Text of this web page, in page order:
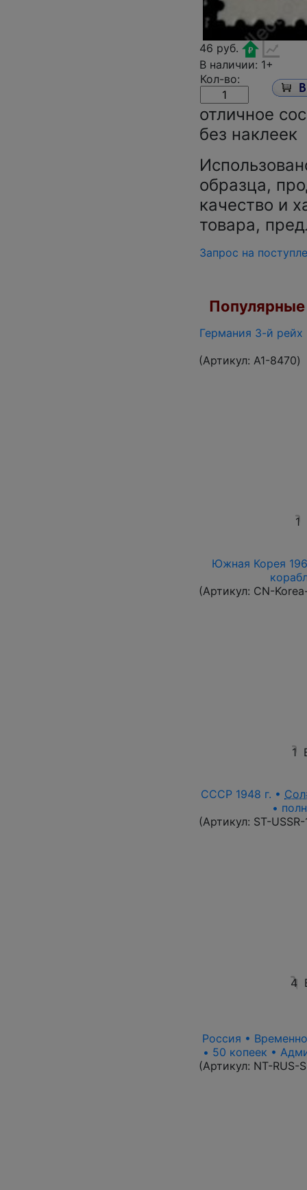
46 руб.
В наличии: 1+
Кол-во:
отличное
без наклеек
образца,
качество и
товара,
Запрос на
Германия 3-й рейх
(Артикул: A1-8470)
1
Южная Корея
(Артикул: CN-
1
СССР 1948 г. •
•
(Артикул: ST-
4
Россия •
• 50 копеек •
(Артикул: NT-RUS-